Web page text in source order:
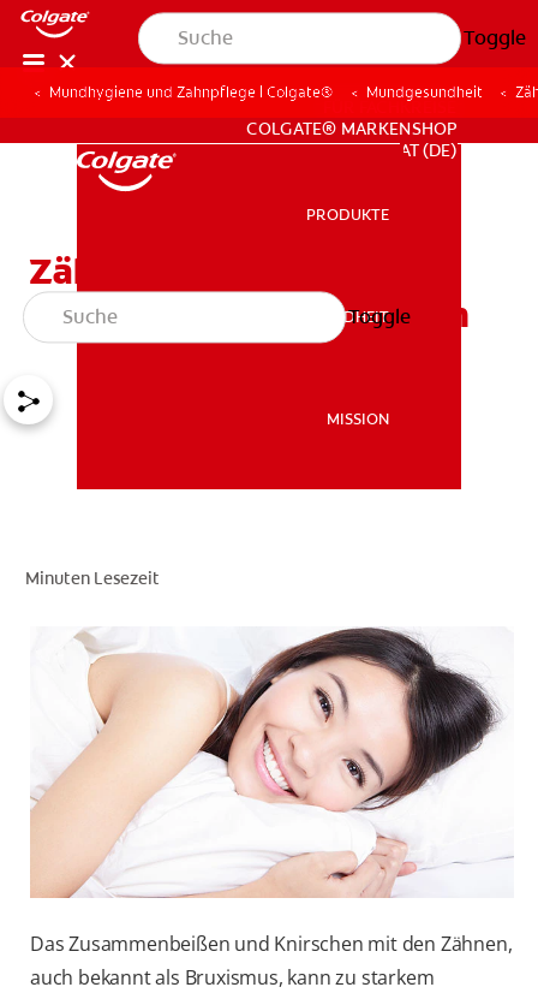
Toggle
MISSION
FÜR FACHKREISE
COLGATE® MARKENSHOP
AT (DE)
FÜR FACHKREISE
COLGATE® MARKENSHOP
AT (DE)
PRODUKTE
MUNDGESUNDHEIT
MISSION
Toggle
Mundhygiene und Zahnpflege | Colgate® Mundgesundheit
Zähneknirschen:
Behandlung und Übungen
Minuten Lesezeit
Das Zusammenbeißen und Knirschen mit den Zähnen,
auch bekannt als Bruxismus, kann zu starkem